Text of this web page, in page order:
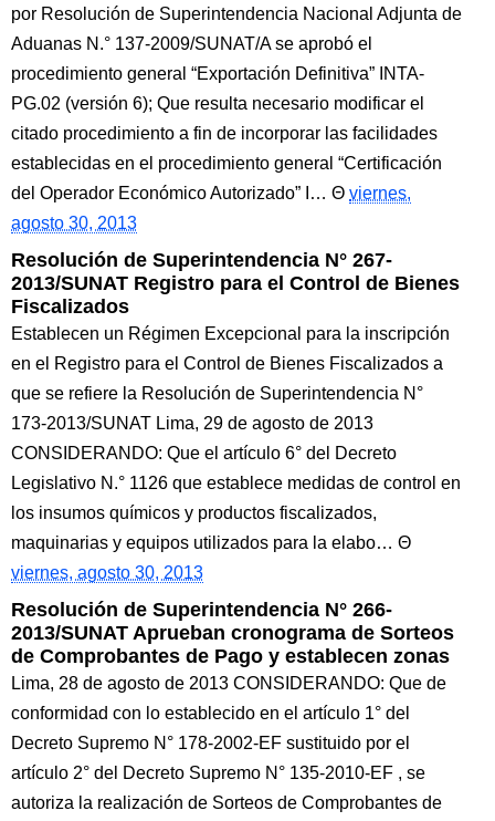
por Resolución de Superintendencia Nacional Adjunta de
Aduanas N.° 137-2009/SUNAT/A se aprobó el
procedimiento general “Exportación Definitiva” INTA-
PG.02 (versión 6); Que resulta necesario modificar el
citado procedimiento a fin de incorporar las facilidades
establecidas en el procedimiento general “Certificación
del Operador Económico Autorizado” I…
viernes,
agosto 30, 2013
Resolución de Superintendencia N° 267-
2013/SUNAT Registro para el Control de Bienes
Fiscalizados
Establecen un Régimen Excepcional para la inscripción
en el Registro para el Control de Bienes Fiscalizados a
que se refiere la Resolución de Superintendencia N°
173-2013/SUNAT Lima, 29 de agosto de 2013
CONSIDERANDO: Que el artículo 6° del Decreto
Legislativo N.° 1126 que establece medidas de control en
los insumos químicos y productos fiscalizados,
maquinarias y equipos utilizados para la elabo…
viernes, agosto 30, 2013
Resolución de Superintendencia N° 266-
2013/SUNAT Aprueban cronograma de Sorteos
de Comprobantes de Pago y establecen zonas
Lima, 28 de agosto de 2013 CONSIDERANDO: Que de
conformidad con lo establecido en el artículo 1° del
Decreto Supremo N° 178-2002-EF sustituido por el
artículo 2° del Decreto Supremo N° 135-2010-EF , se
autoriza la realización de Sorteos de Comprobantes de